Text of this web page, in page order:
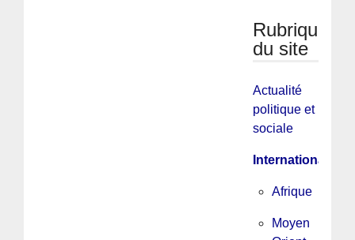
Rubriques
du site
Actualité
politique et
sociale
International
Afrique
Moyen